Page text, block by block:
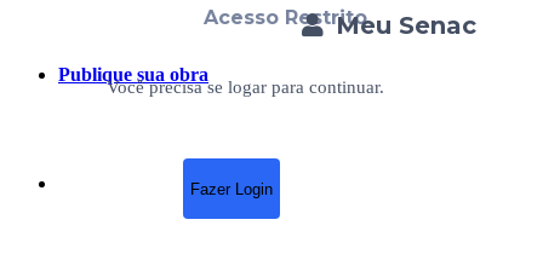
Publique sua obra
Meu Senac
Acesso Restrito
Você precisa se logar para continuar.
Fazer Login